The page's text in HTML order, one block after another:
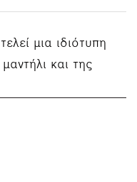
μια ιδιότυπη
και της